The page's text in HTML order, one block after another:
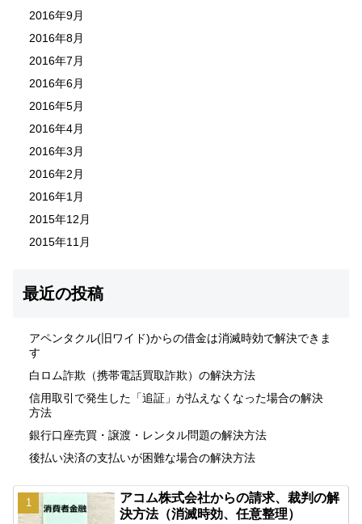
2016年9月
2016年8月
2016年7月
2016年6月
2016年5月
2016年4月
2016年3月
2016年2月
2016年1月
2015年12月
2015年11月
最近の投稿
アペンタクル(旧ワイド)からの借金は消滅時効で解決できま
す
白ロム詐欺（携帯電話買取詐欺）の解決方法
信用取引で発生した「追証」が払えなくなった場合の解決
方法
銀行口座売買・譲渡・レンタル問題の解決方法
後払い決済の支払いが困難な場合の解決方法
アコム株式会社からの請求、裁判の解
決方法（消滅時効、任意整理）